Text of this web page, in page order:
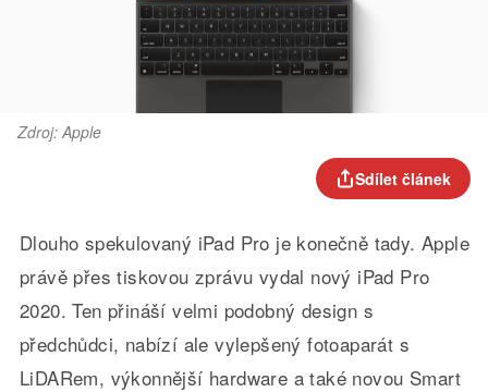
Zdroj: Apple
Sdílet článek
Dlouho spekulovaný iPad Pro je konečně tady. Apple
právě přes tiskovou zprávu vydal nový iPad Pro
2020. Ten přináší velmi podobný design s
předchůdci, nabízí ale vylepšený fotoaparát s
LiDARem, výkonnější hardware a také novou Smart